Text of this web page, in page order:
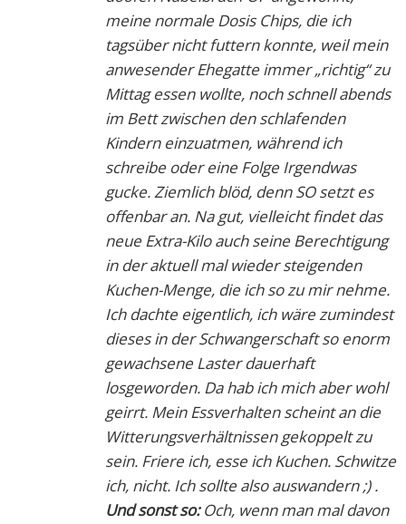
meine normale Dosis Chips, die ich
tagsüber nicht futtern konnte, weil mein
anwesender Ehegatte immer „richtig“ zu
Mittag essen wollte, noch schnell abends
im Bett zwischen den schlafenden
Kindern einzuatmen, während ich
schreibe oder eine Folge Irgendwas
gucke. Ziemlich blöd, denn SO setzt es
offenbar an. Na gut, vielleicht findet das
neue Extra-Kilo auch seine Berechtigung
in der aktuell mal wieder steigenden
Kuchen-Menge, die ich so zu mir nehme.
Ich dachte eigentlich, ich wäre zumindest
dieses in der Schwangerschaft so enorm
gewachsene Laster dauerhaft
losgeworden. Da hab ich mich aber wohl
geirrt. Mein Essverhalten scheint an die
Witterungsverhältnissen gekoppelt zu
sein. Friere ich, esse ich Kuchen. Schwitze
ich, nicht. Ich sollte also auswandern ;) .
Und sonst so:Och, wenn man mal davon